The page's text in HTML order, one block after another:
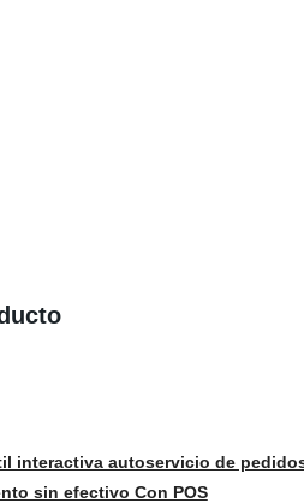
interactiva autoservicio de
sin efectivo Con POS